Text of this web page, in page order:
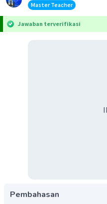
Master Teacher
Jawaban terverifikasi
Pembahasan